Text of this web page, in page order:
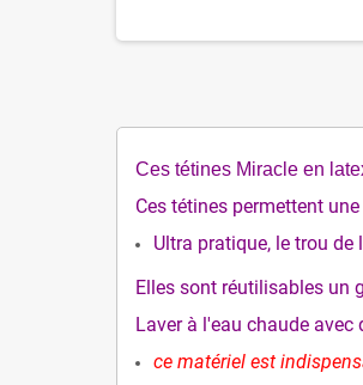
Ces tétines Miracle en
Ces tétines permettent
Ultra pratique, le trou
Elles sont réutilisables un
Laver à l'eau chaude avec
ce matériel est